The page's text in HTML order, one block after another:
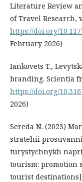
Literature Review
of Travel Research,
https://doi.org/
February 2026)
Iankovets T.,
branding. Scientia
https://doi.org/
2026)
Sereda N. (2023)
stratehii
turystychnykh
tourism: promotion
tourist